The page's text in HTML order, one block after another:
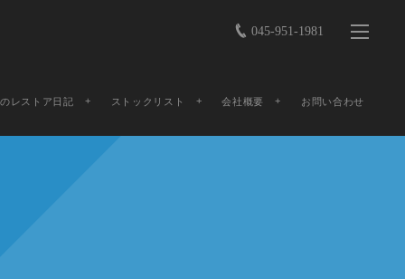
045-951-1981
レストア日記 ストックリスト 会社概要 お問い合わせ